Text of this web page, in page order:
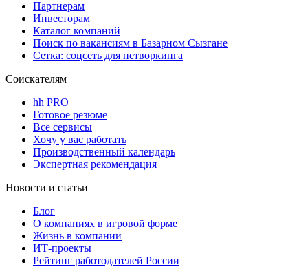
Партнерам
Инвесторам
Каталог компаний
Поиск по вакансиям в Базарном Сызгане
Сетка: соцсеть для нетворкинга
Соискателям
hh PRO
Готовое резюме
Все сервисы
Хочу у вас работать
Производственный календарь
Экспертная рекомендация
Новости и статьи
Блог
О компаниях в игровой форме
Жизнь в компании
ИТ-проекты
Рейтинг работодателей России